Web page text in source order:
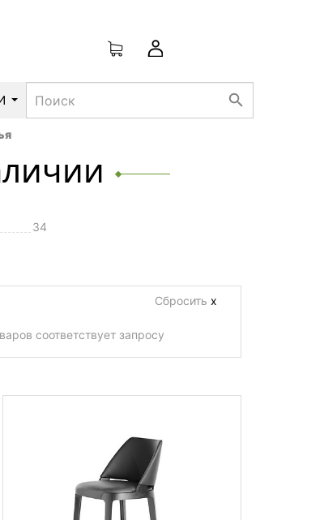
search
34
Сбросить х
соответствует запросу